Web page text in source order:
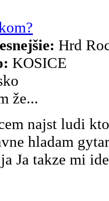
Hrd
KOSICE
že...
najst ludi
hladam
Ja takze mi